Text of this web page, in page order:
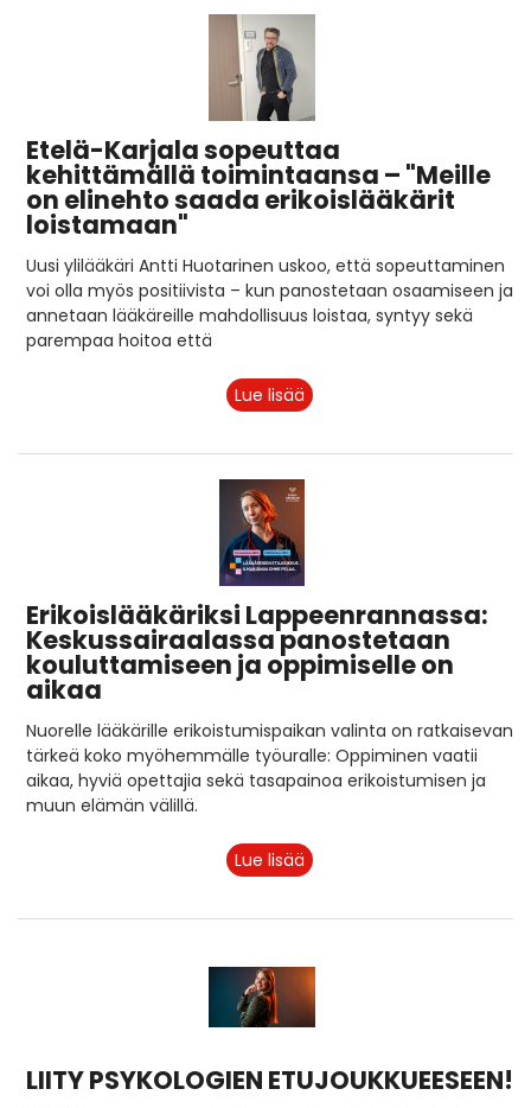
Etelä-Karjala sopeuttaa
kehittämällä toimintaansa – "Meille
on elinehto saada erikoislääkärit
loistamaan"
Uusi ylilääkäri Antti Huotarinen uskoo, että sopeuttaminen
voi olla myös positiivista – kun panostetaan osaamiseen ja
annetaan lääkäreille mahdollisuus loistaa, syntyy sekä
parempaa hoitoa että
Lue lisää
Erikoislääkäriksi Lappeenrannassa:
Keskussairaalassa panostetaan
kouluttamiseen ja oppimiselle on
aikaa
Nuorelle lääkärille erikoistumispaikan valinta on ratkaisevan
tärkeä koko myöhemmälle työuralle: Oppiminen vaatii
aikaa, hyviä opettajia sekä tasapainoa erikoistumisen ja
muun elämän välillä.
Lue lisää
LIITY PSYKOLOGIEN ETUJOUKKUEESEEN!